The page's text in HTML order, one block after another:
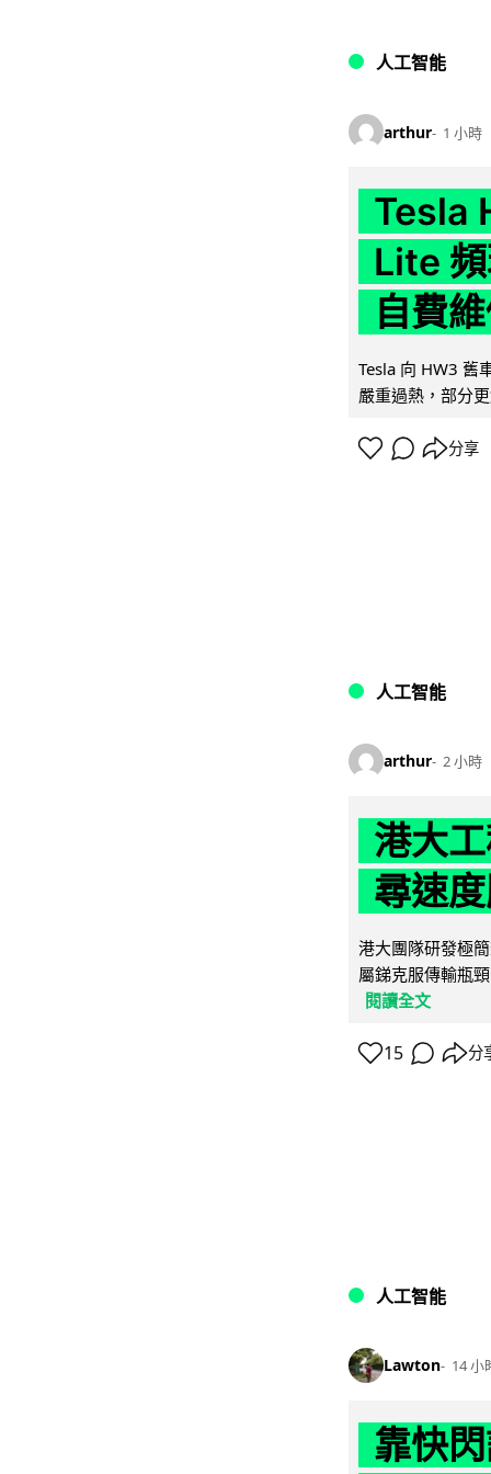
人工智能
arthur 1 小時
Tesla
Lite
自費
Tesla 向 HW3 舊
嚴重過熱，部分
分享
人工智能
arthur 2 小時
港大
尋速
港大團隊研發極
屬銻克服傳輸瓶
閱讀全文
15 分
人工智能
Lawton 14 小
靠快